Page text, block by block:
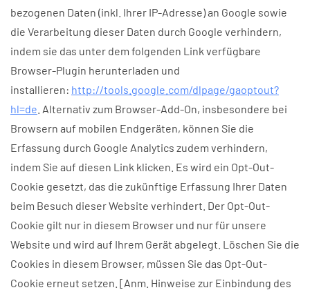
bezogenen Daten (inkl. Ihrer IP-Adresse) an Google sowie
die Verarbeitung dieser Daten durch Google verhindern,
indem sie das unter dem folgenden Link verfügbare
Browser-Plugin herunterladen und
installieren: http://tools.google.com/dlpage/gaoptout?
hl=de . Alternativ zum Browser-Add-On, insbesondere bei
Browsern auf mobilen Endgeräten, können Sie die
Erfassung durch Google Analytics zudem verhindern,
indem Sie auf diesen Link klicken. Es wird ein Opt-Out-
Cookie gesetzt, das die zukünftige Erfassung Ihrer Daten
beim Besuch dieser Website verhindert. Der Opt-Out-
Cookie gilt nur in diesem Browser und nur für unsere
Website und wird auf Ihrem Gerät abgelegt. Löschen Sie die
Cookies in diesem Browser, müssen Sie das Opt-Out-
Cookie erneut setzen. [Anm. Hinweise zur Einbindung des